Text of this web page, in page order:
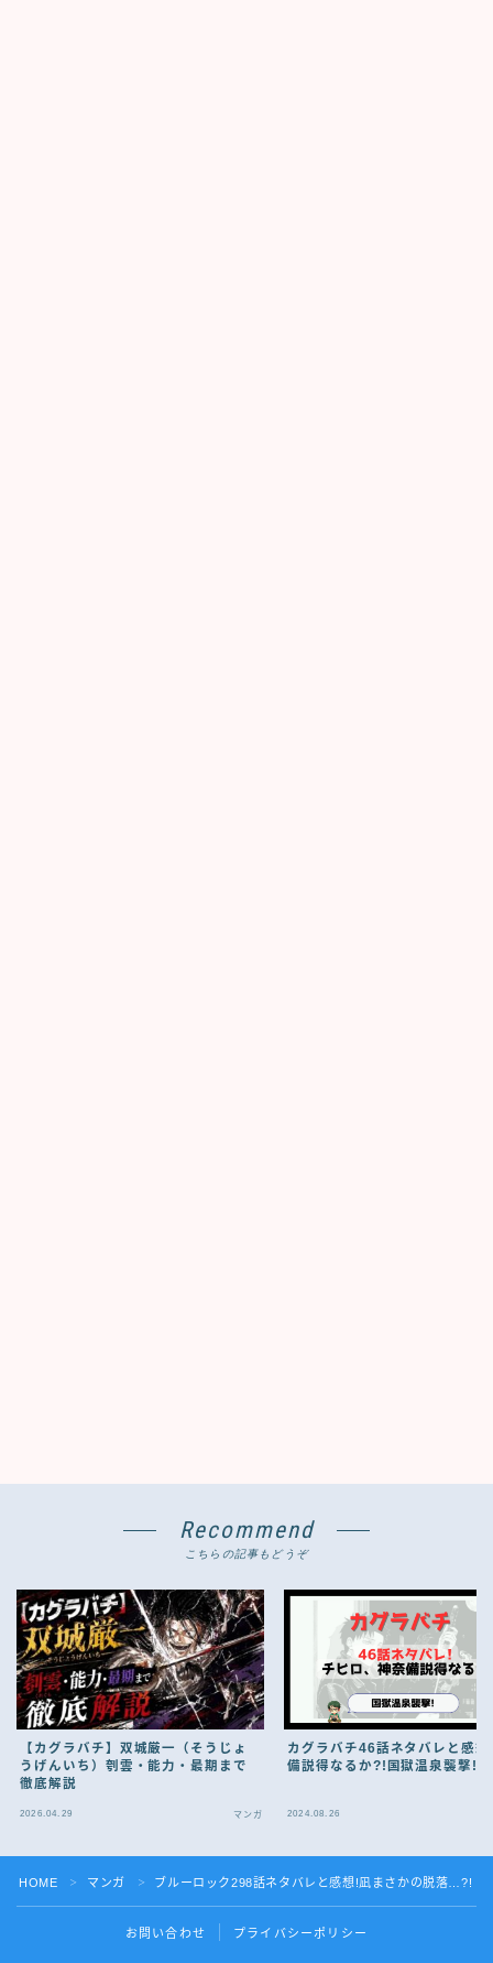
Recommend
こちらの記事もどうぞ
【カグラバチ】双城厳一（そうじょ
うげんいち）刳雲・能力・最期まで
徹底解説
2026.04.29 マンガ
カグラバチ46話ネタバレと感
備説得なるか?!国獄温泉襲撃!
2024.08.26
HOME ＞ マンガ ＞ ブルーロック298話ネタバレと感想!凪まさかの脱落…?!
お問い合わせ プライバシーポリシー